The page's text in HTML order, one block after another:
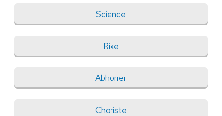
Science
Rixe
Abhorrer
Choriste